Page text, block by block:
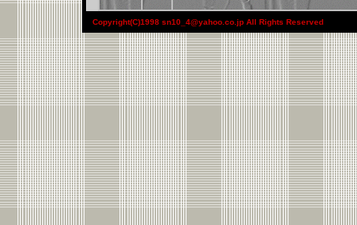
Copyright(C)1998 sn10_4@yahoo.co.jp All Rights Reserved